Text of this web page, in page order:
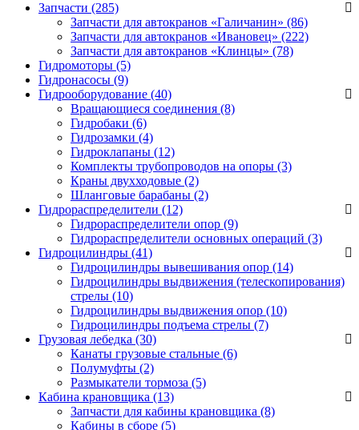
Запчасти (285)
Запчасти для автокранов «Галичанин» (86)
Запчасти для автокранов «Ивановец» (222)
Запчасти для автокранов «Клинцы» (78)
Гидромоторы (5)
Гидронасосы (9)
Гидрооборудование (40)
Вращающиеся соединения (8)
Гидробаки (6)
Гидрозамки (4)
Гидроклапаны (12)
Комплекты трубопроводов на опоры (3)
Краны двухходовые (2)
Шланговые барабаны (2)
Гидрораспределители (12)
Гидрораспределители опор (9)
Гидрораспределители основных операций (3)
Гидроцилиндры (41)
Гидроцилиндры вывешивания опор (14)
Гидроцилиндры выдвижения (телескопирования)
стрелы (10)
Гидроцилиндры выдвижения опор (10)
Гидроцилиндры подъема стрелы (7)
Грузовая лебедка (30)
Канаты грузовые стальные (6)
Полумуфты (2)
Размыкатели тормоза (5)
Кабина крановщика (13)
Запчасти для кабины крановщика (8)
Кабины в сборе (5)